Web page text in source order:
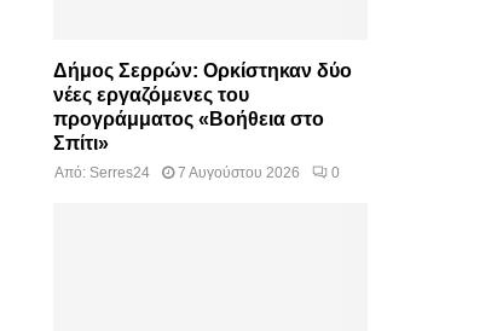
Δήμος Σερρών: Ορκίστηκαν δύο
νέες εργαζόμενες του
προγράμματος «Βοήθεια στο
Σπίτι»
Από: Serres24 7 Αυγούστου 2026 0